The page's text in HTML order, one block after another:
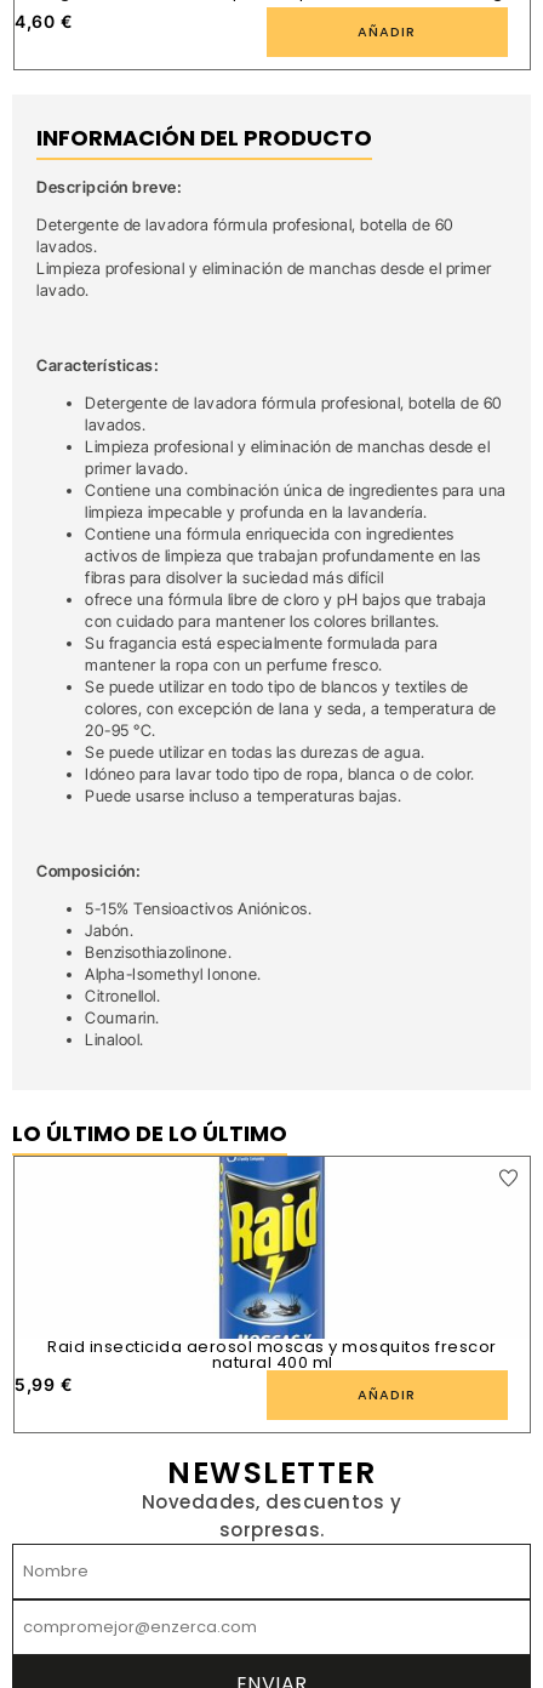
4,60 € AÑADIR
INFORMACIÓN DEL PRODUCTO
Descripción breve:
Detergente de lavadora fórmula profesional, botella de 60
lavados.
Limpieza profesional y eliminación de manchas desde el primer
lavado.
Características:
Detergente de lavadora fórmula profesional, botella de 60
lavados.
Limpieza profesional y eliminación de manchas desde el
primer lavado.
Contiene una combinación única de ingredientes para una
limpieza impecable y profunda en la lavandería.
Contiene una fórmula enriquecida con ingredientes
activos de limpieza que trabajan profundamente en las
fibras para disolver la suciedad más difícil
ofrece una fórmula libre de cloro y pH bajos que trabaja
con cuidado para mantener los colores brillantes.
Su fragancia está especialmente formulada para
mantener la ropa con un perfume fresco.
Se puede utilizar en todo tipo de blancos y textiles de
colores, con excepción de lana y seda, a temperatura de
20-95 °C.
Se puede utilizar en todas las durezas de agua.
Idóneo para lavar todo tipo de ropa, blanca o de color.
Puede usarse incluso a temperaturas bajas.
Composición:
5-15% Tensioactivos Aniónicos.
Jabón.
Benzisothiazolinone.
Alpha-Isomethyl Ionone.
Citronellol.
Coumarin.
Linalool.
LO ÚLTIMO DE LO ÚLTIMO
Raid insecticida aerosol moscas y mosquitos frescor
natural 400 ml
5,99 € AÑADIR
NEWSLETTER
Novedades, descuentos y
sorpresas.